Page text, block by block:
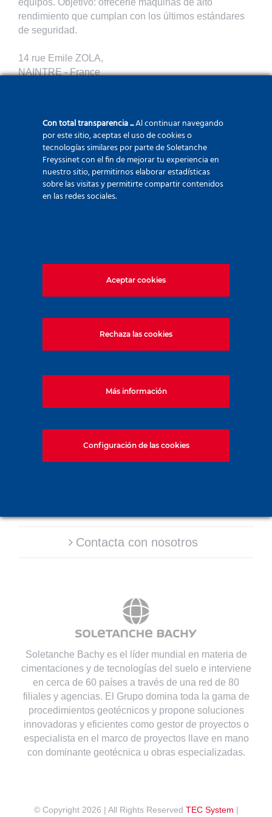
equipos. Objetivo: ofrecerle máquinas de alto
rendimiento que cumplan con los últimos estándares
de seguridad.
14 rue Emile ZOLA,
NAINTRE - France
TecSystem, distribuidor exclusivo de Casagrande y
Wassara en Francia
Enlaces rápidos:
Nuestra oferta
Contacta con nosotros
Soletanche Bachy es el líder mundial en materia de
cimentaciones y de tecnologías del suelo e interviene
en cerca de 60 países a través de una red de 80
filiales y agencias. El Grupo domina toda la gama de
procedimientos geotécnicos y propone soluciones
innovadoras y eficientes como gestor de proyectos o
especialista en el marco de proyectos llave en mano
con dominante geotécnica u obras especializadas.
© Copyright 2026 | All Rights Reserved TEC System |
Con total transparencia ...Al continuar navegando
por este sitio, aceptas el uso de cookies o
tecnologías similares por parte de Soletanche
Freyssinet con el fin de mejorar tu experiencia en
nuestro sitio, permitirnos elaborar estadísticas
sobre las visitas y permitirte compartir contenidos
en las redes sociales.
Aceptar cookies
Rechaza las cookies
Más información
Configuración de las cookies